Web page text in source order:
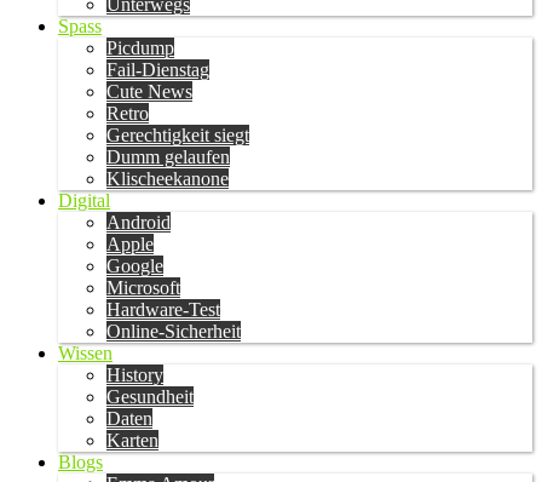
Unterwegs
Spass
Picdump
Fail-Dienstag
Cute News
Retro
Gerechtigkeit siegt
Dumm gelaufen
Klischeekanone
Digital
Android
Apple
Google
Microsoft
Hardware-Test
Online-Sicherheit
Wissen
History
Gesundheit
Daten
Karten
Blogs